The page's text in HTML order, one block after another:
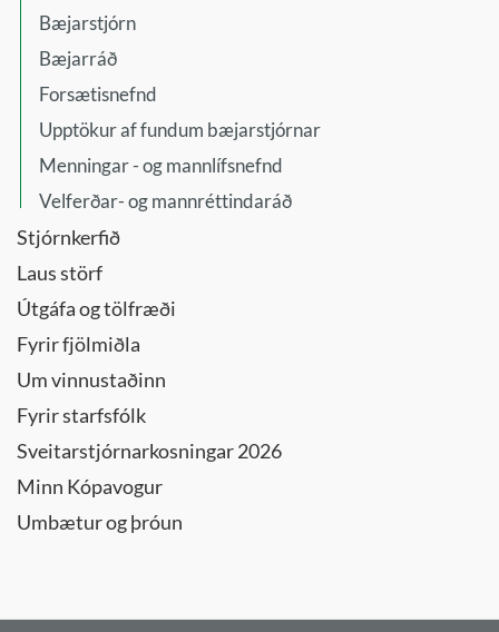
Bæjarstjórn
Bæjarráð
Forsætisnefnd
Upptökur af fundum bæjarstjórnar
Menningar - og mannlífsnefnd
Velferðar- og mannréttindaráð
Stjórnkerfið
Laus störf
Útgáfa og tölfræði
Fyrir fjölmiðla
Um vinnustaðinn
Fyrir starfsfólk
Sveitarstjórnarkosningar 2026
Minn Kópavogur
Umbætur og þróun